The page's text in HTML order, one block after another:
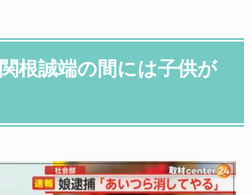
根誠端の間には子供が